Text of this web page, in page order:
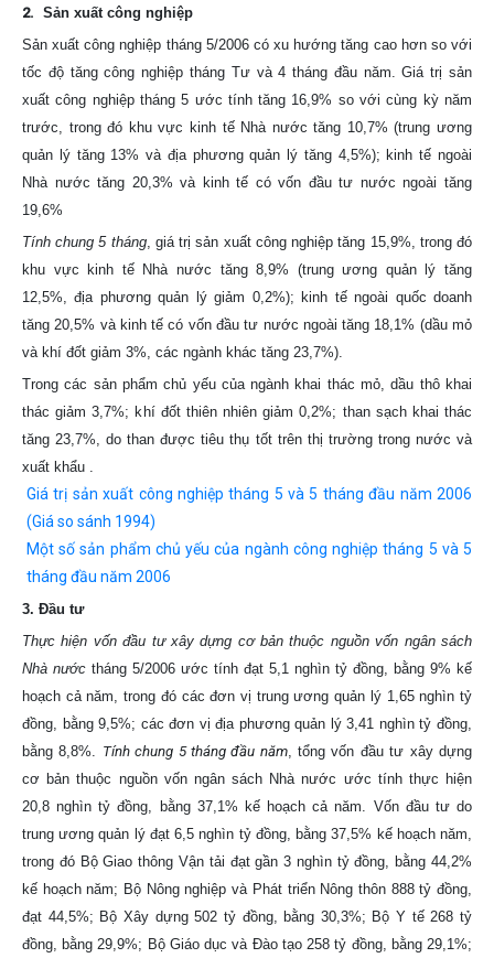
2. Sản xuất công nghiệp
Sản xuất công nghiệp tháng 5/2006 có xu hướng tăng cao hơn so với
tốc độ tăng công nghiệp tháng Tư và 4 tháng đầu năm. Giá trị sản
xuất công nghiệp tháng 5 ước tính tăng 16,9% so với cùng kỳ năm
trước, trong đó khu vực kinh tế Nhà nước tăng 10,7% (trung ương
quản lý tăng 13% và địa phương quản lý tăng 4,5%); kinh tế ngoài
Nhà nước tăng 20,3% và kinh tế có vốn đầu tư nước ngoài tăng
19,6%
Tính chung 5 tháng, giá trị sản xuất công nghiệp tăng 15,9%, trong đó
khu vực kinh tế Nhà nước tăng 8,9% (trung ương quản lý tăng
12,5%, địa phương quản lý giảm 0,2%); kinh tế ngoài quốc doanh
tăng 20,5% và kinh tế có vốn đầu tư nước ngoài tăng 18,1% (dầu mỏ
và khí đốt giảm 3%, các ngành khác tăng 23,7%).
Trong các sản phẩm chủ yếu của ngành khai thác mỏ, dầu thô khai
thác giảm 3,7%; khí đốt thiên nhiên giảm 0,2%; than sạch khai thác
tăng 23,7%, do than được tiêu thụ tốt trên thị trường trong nước và
xuất khẩu .
Giá trị sản xuất công nghiệp tháng 5 và 5 tháng đầu năm 2006
(Giá so sánh 1994)
Một số sản phẩm chủ yếu của ngành công nghiệp tháng 5 và 5
tháng đầu năm 2006
3. Đầu tư
Thực hiện vốn đầu tư xây dựng cơ bản thuộc nguồn vốn ngân sách
Nhà nước tháng 5/2006 ước tính đạt 5,1 nghìn tỷ đồng, bằng 9% kế
hoạch cả năm, trong đó các đơn vị trung ương quản lý 1,65 nghìn tỷ
đồng, bằng 9,5%; các đơn vị địa phương quản lý 3,41 nghìn tỷ đồng,
bằng 8,8%. Tính chung 5 tháng đầu năm, tổng vốn đầu tư xây dựng
cơ bản thuộc nguồn vốn ngân sách Nhà nước ước tính thực hiện
20,8 nghìn tỷ đồng, bằng 37,1% kế hoạch cả năm. Vốn đầu tư do
trung ương quản lý đạt 6,5 nghìn tỷ đồng, bằng 37,5% kế hoạch năm,
trong đó Bộ Giao thông Vận tải đạt gần 3 nghìn tỷ đồng, bằng 44,2%
kế hoạch năm; Bộ Nông nghiệp và Phát triển Nông thôn 888 tỷ đồng,
đạt 44,5%; Bộ Xây dựng 502 tỷ đồng, bằng 30,3%; Bộ Y tế 268 tỷ
đồng, bằng 29,9%; Bộ Giáo dục và Đào tạo 258 tỷ đồng, bằng 29,1%;